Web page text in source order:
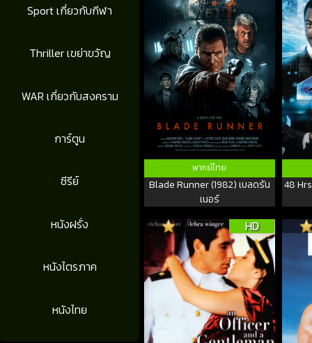
Sport เกี่ยวกับกีฬา
Thriller เขย่าขวัญ
WAR เกี่ยวกับสงคราม
การ์ตูน
ซีรีย์
หนังฝรั่ง
หนังไตรภาค
หนังไทย
พากย์ไทย
Blade Runner (1982) เบลดรัน
เนอร์
48
HD